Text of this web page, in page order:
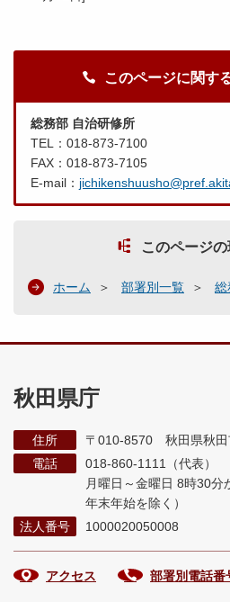
このページに関す
総務部 自治研修所
TEL：018-873-7100
FAX：018-873-7105
E-mail：
このページ
ホーム 部署別一覧 総
秋田県庁
住所
〒010-8570 秋田県秋田
電話
018-860-1111（代表）
月曜日～金曜日 8時30分
年末年始を除く）
法人番号
1000020050008
アクセス 部署別電話番